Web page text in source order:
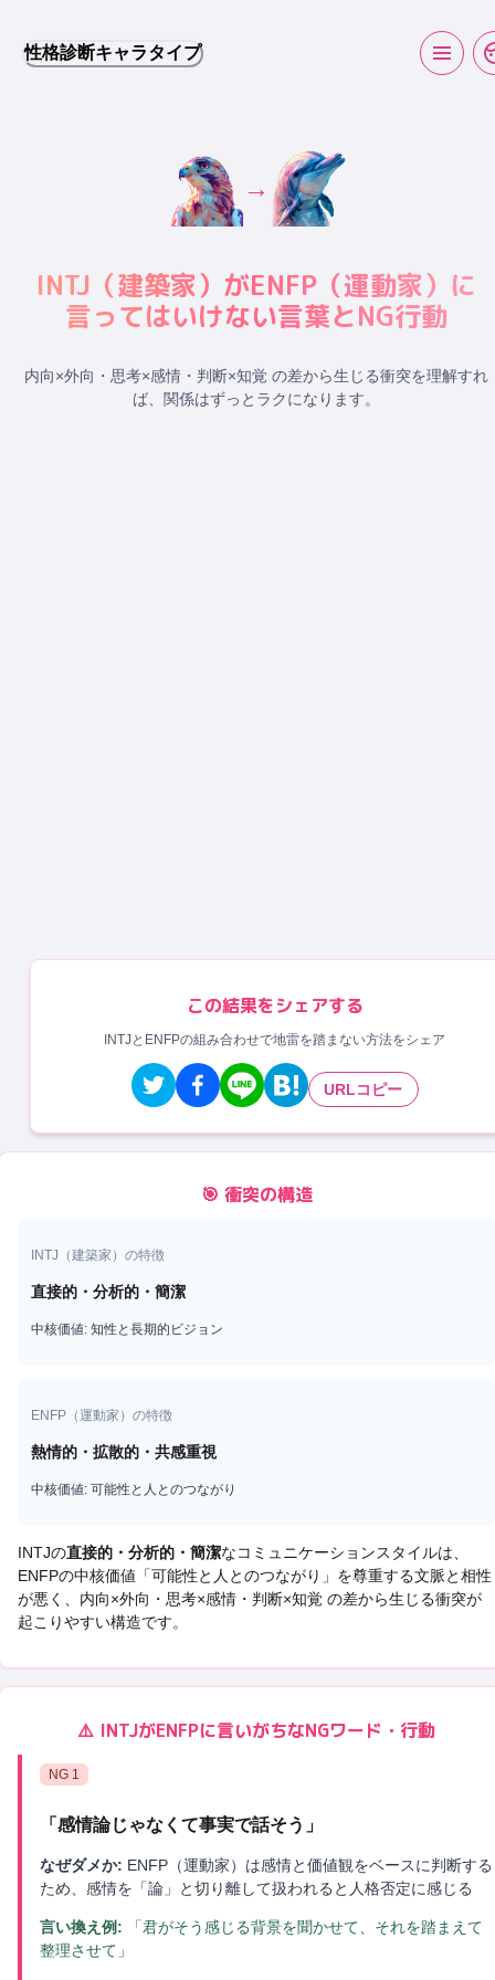
性格診断キャラタイプ
→
INTJ （建築家）がENFP （運動家）に
言ってはいけない言葉とNG行動
内向×外向・思考×感情・判断×知覚 の差から生じる衝突を理解すれ
ば、関係はずっとラクになります。
この結果をシェアする
INTJとENFPの組み合わせで地雷を踏まない方法をシェア
URLコピー
🎯 衝突の構造
INTJ （建築家 ）の特徴
直接的・分析的・簡潔
中核価値: 知性と長期的ビジョン
ENFP （運動家 ）の特徴
熱情的・拡散的・共感重視
中核価値: 可能性と人とのつながり
INTJの直接的・分析的・簡潔なコミュニケーションスタイルは、
ENFPの中核価値「可能性と人とのつながり 」を尊重する文脈と相性
が悪く、 内向×外向・思考×感情・判断×知覚 の差から生じる衝突が
起こりやすい構造です。
⚠️ INTJがENFPに言いがちなNGワード・行動
NG 1
「 感情論じゃなくて事実で話そう 」
なぜダメか: ENFP（運動家）は感情と価値観をベースに判断する
ため、感情を「論」と切り離して扱われると人格否定に感じる
言い換え例:
「君がそう感じる背景を聞かせて、それを踏まえて
整理させて」